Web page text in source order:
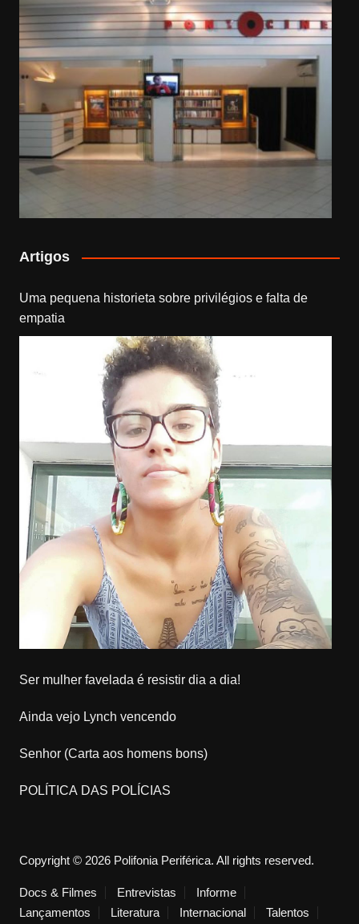
Artigos
Uma pequena historieta sobre privilégios e falta de
empatia
Ser mulher favelada é resistir dia a dia!
Ainda vejo Lynch vencendo
Senhor (Carta aos homens bons)
POLÍTICA DAS POLÍCIAS
Copyright © 2026 Polifonia Periférica. All rights reserved.
Docs & Filmes Entrevistas
Informe
Lançamentos
Literatura Internacional Talentos